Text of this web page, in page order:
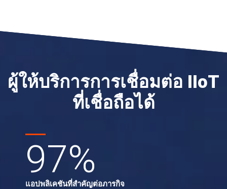
ผู้ให้บริการการเชื่อมต่อ IIoT
ที่เชื่อถือได้
97%
แอปพลิเคชันที่สำคัญต่อภารกิจ